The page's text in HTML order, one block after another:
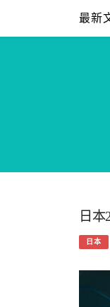
content
最新
日
日本